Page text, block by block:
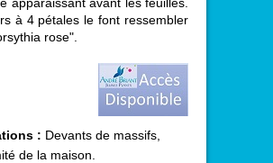
à 4 pétales le font ressembler
rose".
: Devants de massifs,
de la maison.